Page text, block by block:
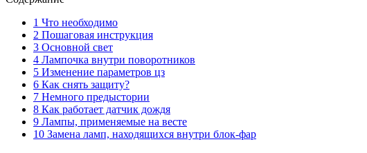
1 Что необходимо
2 Пошаговая инструкция
3 Основной свет
4 Лампочка внутри поворотников
5 Изменение параметров цз
6 Как снять защиту?
7 Немного предыстории
8 Как работает датчик дождя
9 Лампы, применяемые на весте
10 Замена ламп, находящихся внутри блок-фар